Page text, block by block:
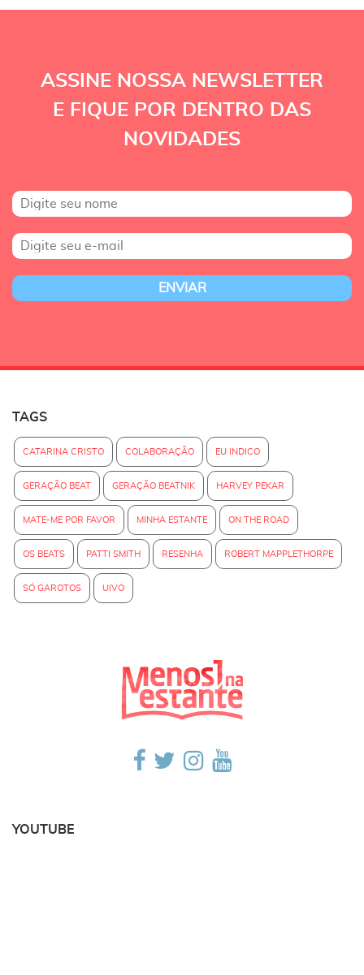
ASSINE NOSSA NEWSLETTER
E FIQUE POR DENTRO DAS
NOVIDADES
TAGS
CATARINA CRISTO COLABORAÇÃO EU INDICO
GERAÇÃO BEAT GERAÇÃO BEATNIK HARVEY PEKAR
MATE-ME POR FAVOR MINHA ESTANTE ON THE ROAD
OS BEATS PATTI SMITH RESENHA ROBERT MAPPLETHORPE
SÓ GAROTOS UIVO
YOUTUBE